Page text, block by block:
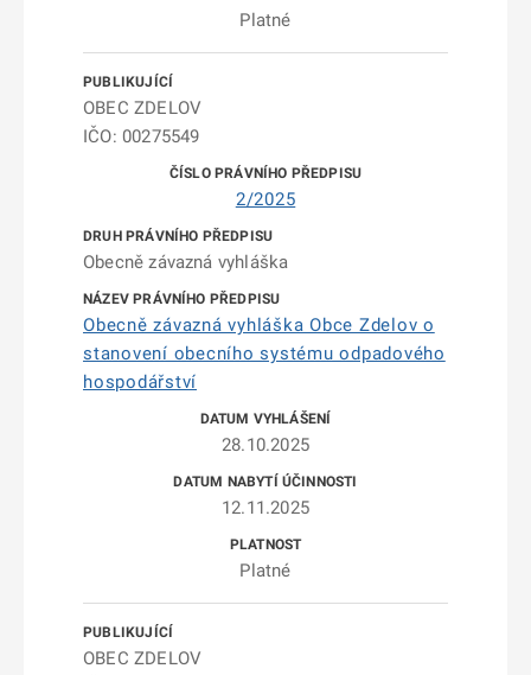
Platné
OBEC ZDELOV
IČO: 00275549
2/2025
Obecně závazná vyhláška
Obecně závazná vyhláška Obce Zdelov o
stanovení obecního systému odpadového
hospodářství
28.10.2025
12.11.2025
Platné
OBEC ZDELOV